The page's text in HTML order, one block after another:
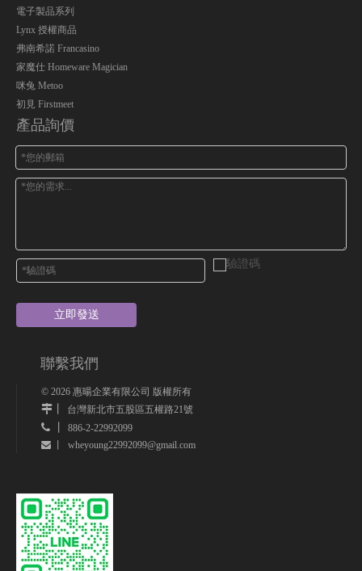
電子製品系列
Lynx 授權商品
弗南希諾 Francasino
家魔仕 Homeware Magician
咪兔 Metoo
初見 Firstmeet
產品詢價
立即發送
聯繫我們
© 2026 惠暘企業有限公司 版權所有
丨 台灣新北市五股區五權路21號
 丨 886-2-22992099
 丨 wheyoung22992099@gmail.com